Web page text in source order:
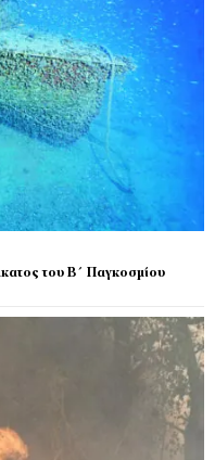
του Β΄ Παγκοσμίου